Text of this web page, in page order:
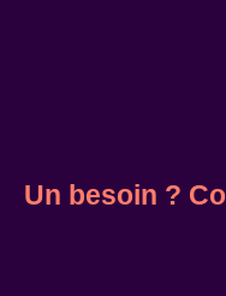
Un besoin ?